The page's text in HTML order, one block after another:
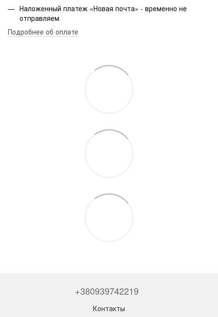
Наложенный платеж «Новая почта» - временно не
отправляем
Подробнее об оплате
+380939742219
Контакты